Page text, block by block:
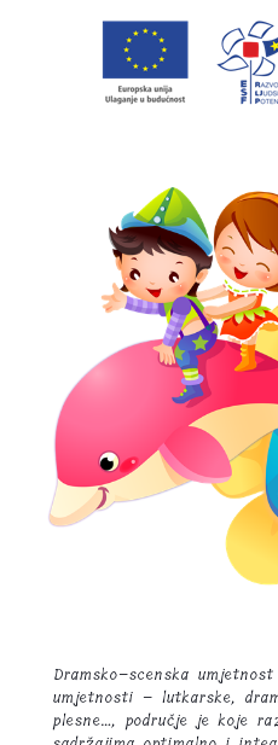
Dramsko–scenska
umjetnosti – lutkarske,
plesne…, područje je koje